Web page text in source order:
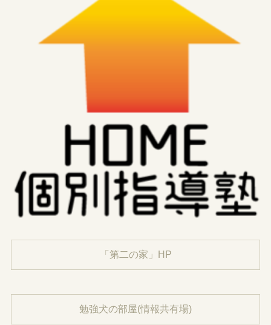
「第二の家」HP
勉強犬の部屋(情報共有場)